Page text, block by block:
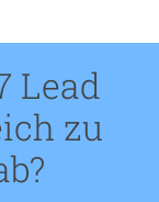
Lead
zu